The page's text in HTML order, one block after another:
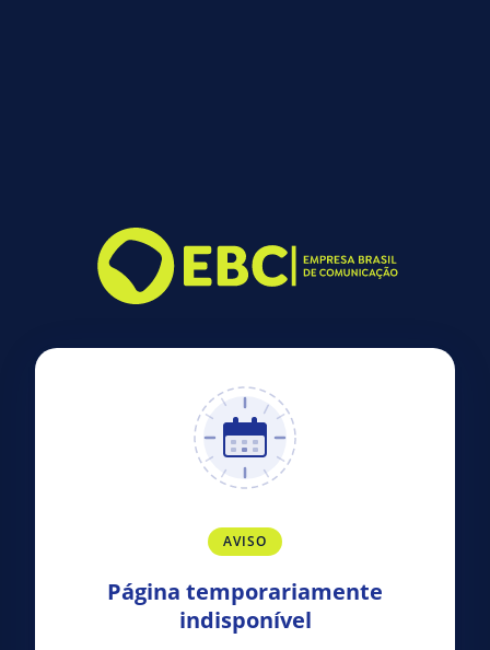
AVISO
Página temporariamente
indisponível